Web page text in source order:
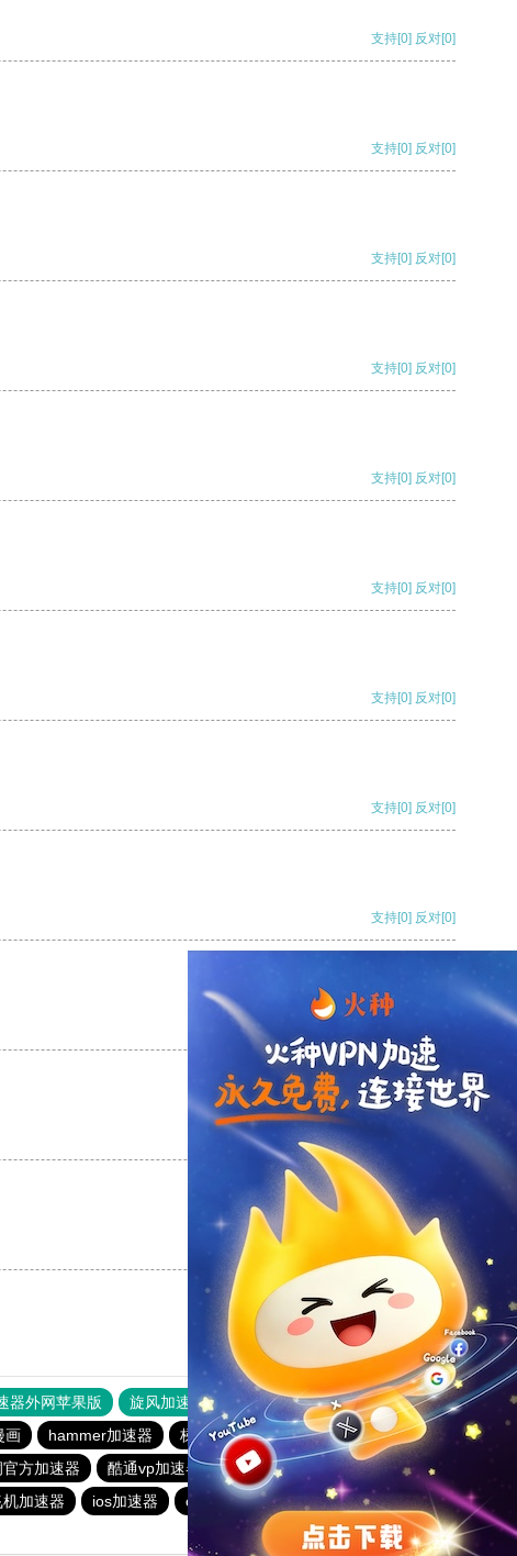
支持[0] 反对[0]
支持[0] 反对[0]
支持[0] 反对[0]
支持[0] 反对[0]
支持[0] 反对[0]
支持[0] 反对[0]
支持[0] 反对[0]
支持[0] 反对[0]
支持[0] 反对[0]
反对
反对[0]
器外网苹果版 旋风加速度器
快连加速器
画 hammer加速器 梯子app
快连加速器app
方加速器 酷通vp加速器 outline
猴王加速器
加速器 ios加速器 outline
雷霆每天免费2小时加速